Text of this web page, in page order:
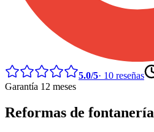
5.0/5· 10 reseñas
Garantía 12 meses
Reformas de fontanería